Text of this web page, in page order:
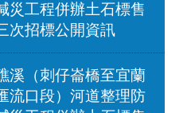
災工程併辦土石標售
次招標公開資訊
溪（刺仔崙橋至宜蘭
流口段）河道整理防